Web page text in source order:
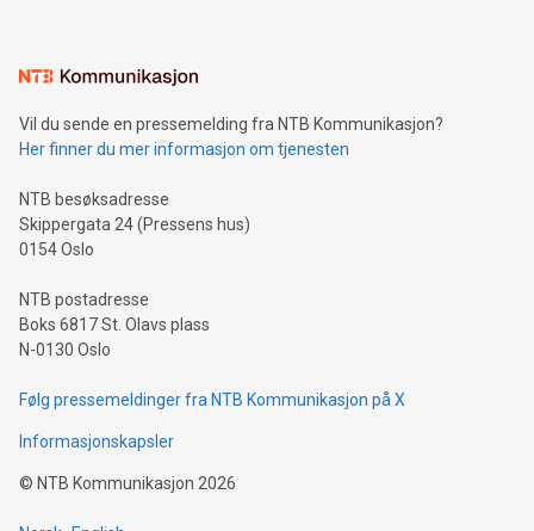
Vil du sende en pressemelding fra NTB Kommunikasjon?
Her finner du mer informasjon om tjenesten
NTB besøksadresse
Skippergata 24 (Pressens hus)
0154 Oslo
NTB postadresse
Boks 6817 St. Olavs plass
N-0130 Oslo
Følg pressemeldinger fra NTB Kommunikasjon på X
Informasjonskapsler
© NTB Kommunikasjon 2026